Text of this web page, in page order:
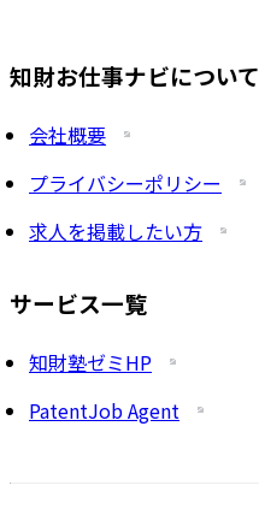
知財お仕事ナビについて
会社概要
プライバシーポリシー
求人を掲載したい方
サービス一覧
知財塾ゼミHP
PatentJob Agent